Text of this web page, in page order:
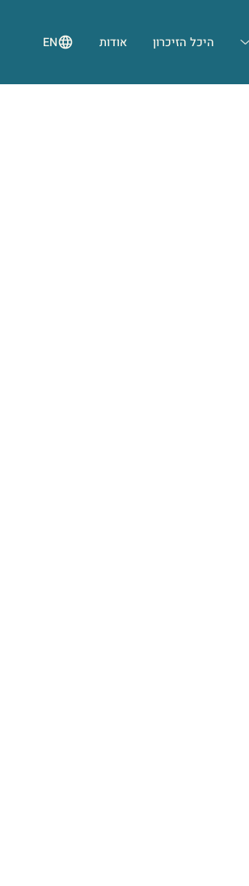
היכל הזיכרון אודות EN